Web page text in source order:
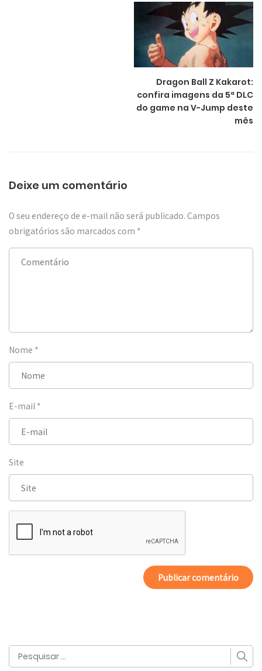
Dragon Ball Z Kakarot:
confira imagens da 5ª DLC
do game na V-Jump deste
mês
Deixe um comentário
O seu endereço de e-mail não será publicado. Campos
obrigatórios são marcados com *
Nome *
E-mail *
Site